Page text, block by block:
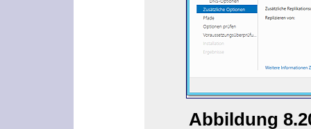
Abbildung